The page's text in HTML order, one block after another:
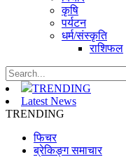
कृषि
पर्यटन
धर्म/संस्कृति
राशिफल
TRENDING
Latest News
TRENDING
फिचर
ब्रेकिङ्ग समाचार